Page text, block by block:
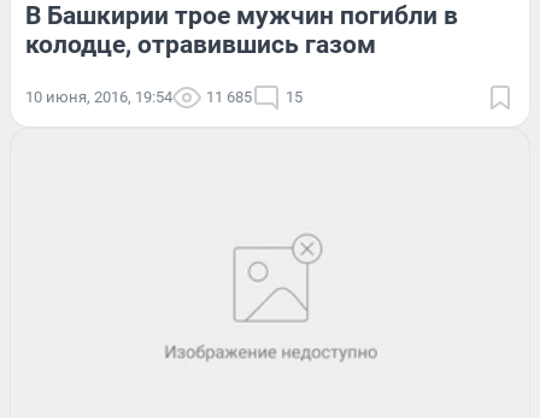
В Башкирии трое мужчин погибли в
колодце, отравившись газом
10 июня, 2016, 19:54 11 685 15